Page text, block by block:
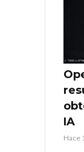
IA
Hace